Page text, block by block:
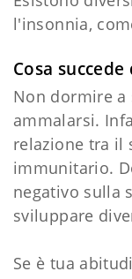
l'insonnia,
Cosa
Non dormire
ammalarsi.
relazione tra il
immunitario.
negativo sulla
sviluppare
Se è tua